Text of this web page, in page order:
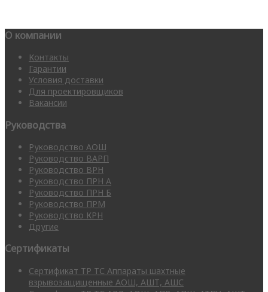
О компании
Контакты
Гарантии
Условия доставки
Для проектировщиков
Вакансии
Руководства
Руководство АОШ
Руководство ВАРП
Руководство ВРН
Руководство ПРН А
Руководство ПРН Б
Руководство ПРМ
Руководство КРН
Другие
Сертификаты
Сертификат ТР ТС Аппараты шахтные
взрывозащищенные АОШ, АШТ, АШС